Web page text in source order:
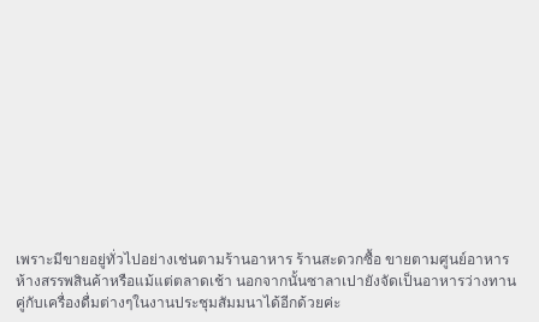
เพราะมีขายอยู่ทั่วไปอย่างเช่นตามร้านอาหาร ร้านสะดวกซื้อ ขายตามศูนย์อาหาร
ห้างสรรพสินค้าหรือแม้แต่ตลาดเช้า นอกจากนั้นซาลาเปายังจัดเป็นอาหารว่างทาน
คู่กับเครื่องดื่มต่างๆในงานประชุมสัมมนาได้อีกด้วยค่ะ